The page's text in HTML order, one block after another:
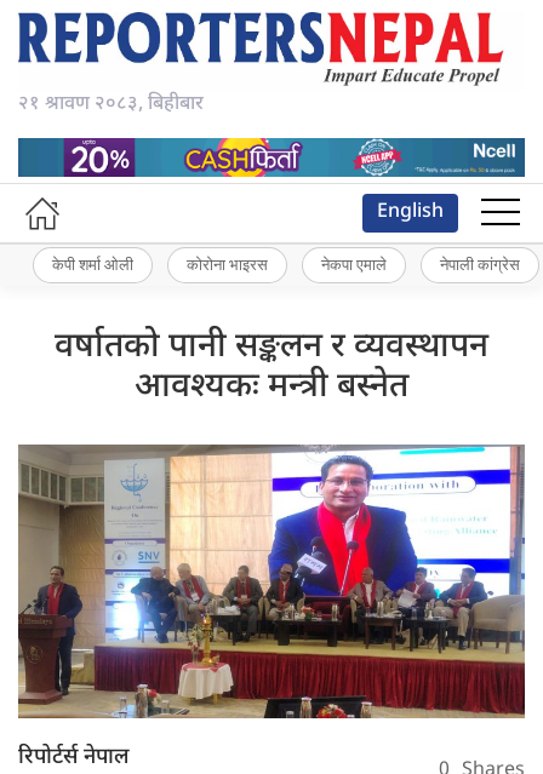
२१ श्रावण २०८३, बिहीबार
English
केपी शर्मा ओली कोरोना भाइरस नेकपा एमाले नेपाली कांग्रेस
वर्षातको पानी सङ्कलन र व्यवस्थापन
आवश्यकः मन्त्री बस्नेत
रिपोर्टर्स नेपाल